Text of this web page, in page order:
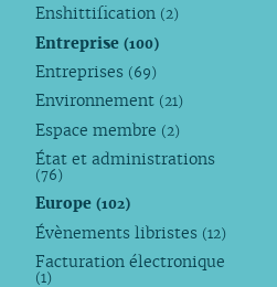
Enshittification (2)
Entreprise(100)
Entreprises (69)
Environnement (21)
Espace membre (2)
État et administrations
(76)
Europe(102)
Évènements libristes (12)
Facturation électronique
(1)